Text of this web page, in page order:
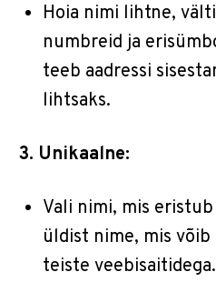
Hoia nimi lihtne,
numbreid ja
teeb aadressi
lihtsaks.
3. Unikaalne:
Vali nimi, mis
üldist nime, mis
teiste veebisaitidega.